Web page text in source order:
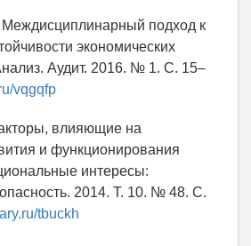
подход к
экономических
Аудит. 2016. № 1. С. 15–
vqgqfp
влияющие на
и функционирования
интересы:
2014. Т. 10. № 48. С.
tbuckh